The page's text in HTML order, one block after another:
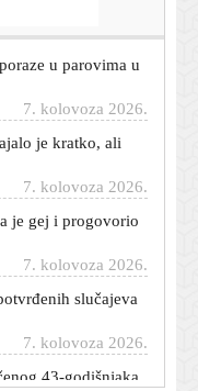
je kratko, ali
je gej i progovorio
slučajeva
43-godišnjaka